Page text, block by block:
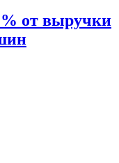
от выручки